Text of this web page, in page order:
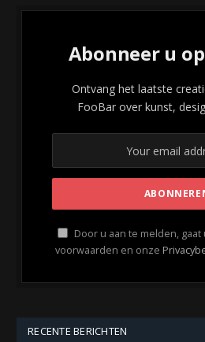
Abonneer u
Ontvang het laatste
FooBar over kunst,
Door u aan te melden,
voorwaarden en onze
RECENTE BERICHTEN